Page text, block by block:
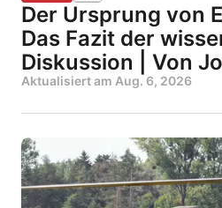
Der Ursprung von
Das Fazit der
Diskussion | Von
Aktualisiert am Aug. 6, 2026